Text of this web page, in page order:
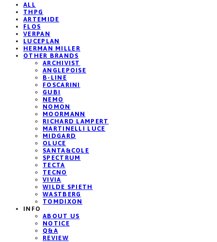
ALL
THPG
ARTEMIDE
FLOS
VERPAN
LUCEPLAN
HERMAN MILLER
OTHER BRANDS
ARCHIVIST
ANGLEPOISE
B-LINE
FOSCARINI
GUBI
NEMO
NOMON
MOORMANN
RICHARD LAMPERT
MARTINELLI LUCE
MIDGARD
OLUCE
SANTA&COLE
SPECTRUM
TECTA
TECNO
VIVIA
WILDE SPIETH
WASTBERG
TOMDIXON
INFO
ABOUT US
NOTICE
Q&A
REVIEW